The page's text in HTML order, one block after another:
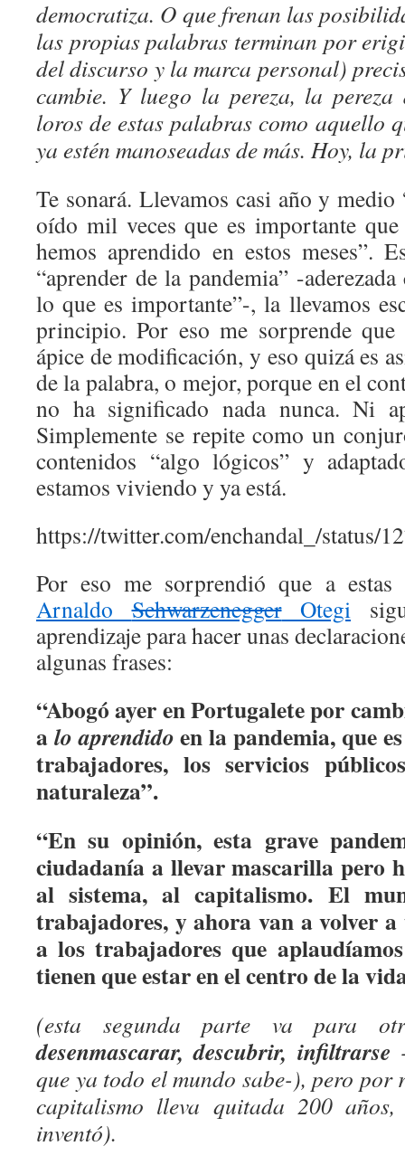
democratiza. O que frenan las
las propias palabras terminan por
del discurso y la marca personal)
cambie. Y luego la pereza, la
loros de estas palabras como aquello
ya estén manoseadas de más. Hoy, la
Te sonará. Llevamos casi año y medio
oído mil veces que es importante
hemos aprendido en estos meses”.
“aprender de la pandemia” -
lo que es importante”-, la llevamos
principio. Por eso me sorprende
ápice de modificación, y eso quizá es
de la palabra, o mejor, porque en el
no ha significado nada nunca. Ni
Simplemente se repite como un
contenidos “algo lógicos” y
estamos viviendo y ya está.
https://twitter.com/enchandal_/status/
Por eso me sorprendió que a
ArnaldoSchwarzeneggerOtegi
aprendizaje para hacer unas
algunas frases:
“Abogó ayer en Portugalete por
alo aprendidoen la pandemia, que
trabajadores, los servicios
naturaleza”.
“En su opinión, esta grave
ciudadanía a llevar mascarilla pero
al sistema, al capitalismo. El
trabajadores, y ahora van a volver
a los trabajadores que
tienen que estar en el centro de la
(esta segunda parte va para
desenmascarar, descubrir, infiltrarse
que ya todo el mundo sabe-), pero por
capitalismo lleva quitada 200 años,
inventó).